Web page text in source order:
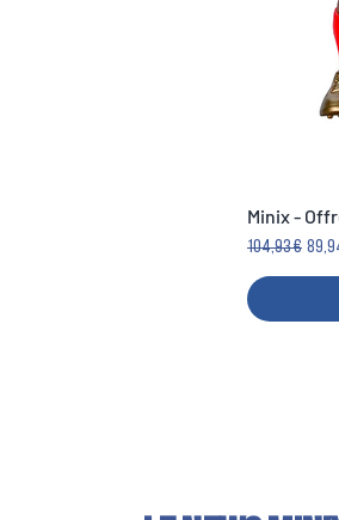
Minix -
Prezzo
104,93 €